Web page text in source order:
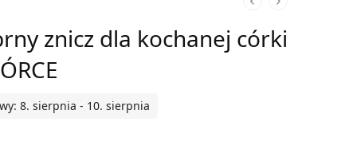
znicz dla kochanej córki
8. sierpnia - 10. sierpnia